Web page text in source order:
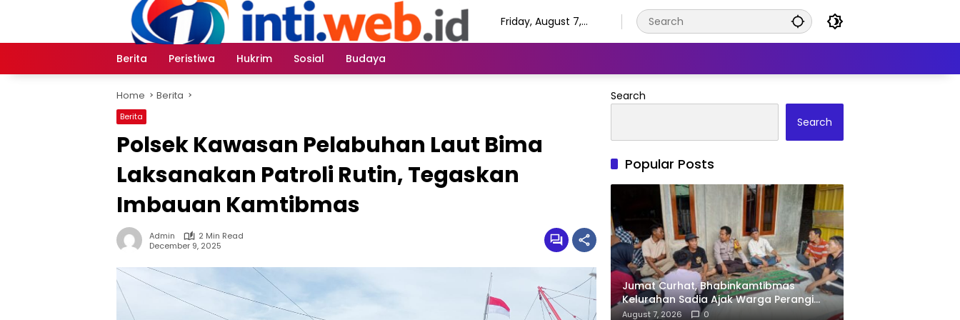
Friday, August 7,
Berita
Peristiwa Hukrim Sosial Budaya
Home Berita
Berita
Polsek Kawasan Pelabuhan Laut Bima
Laksanakan Patroli Rutin, Tegaskan
Imbauan Kamtibmas
Admin
2 Min Read
December 9, 2025
Search
Search
Popular Posts
Jumat Curhat, Bhabinkamtibmas
Kelurahan Sadia Ajak Warga Perangi
Miras dan Narkoba Demi Kamtibmas
August 7, 2026 0